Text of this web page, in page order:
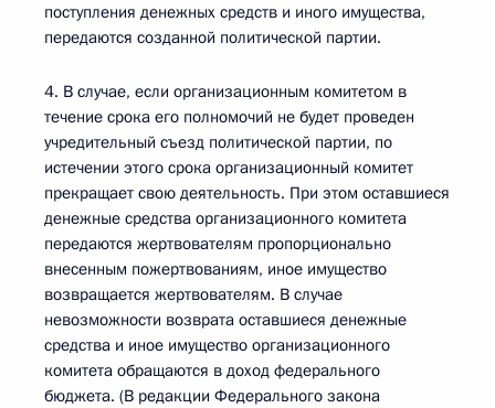
поступления денежных средств и иного имущества,
передаются созданной политической партии.
4. В случае, если организационным комитетом в
течение срока его полномочий не будет проведен
учредительный съезд политической партии, по
истечении этого срока организационный комитет
прекращает свою деятельность. При этом оставшиеся
денежные средства организационного комитета
передаются жертвователям пропорционально
внесенным пожертвованиям, иное имущество
возвращается жертвователям. В случае
невозможности возврата оставшиеся денежные
средства и иное имущество организационного
комитета обращаются в доход федерального
бюджета. (В редакции Федерального закона